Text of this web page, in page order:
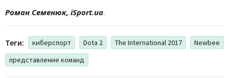
Роман Семенюк, iSport.ua.
Теги: киберспорт Dota 2 The International 2017
Newbee
представление команд